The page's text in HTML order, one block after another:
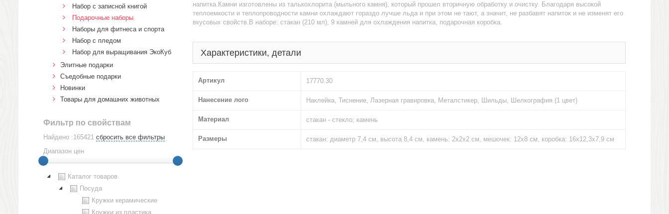
напитка.Камни изготовлены из талькохлорита (мыльного камня), который прошел вторичную обработку и очистку. Благодаря высокой
теплоемкости и теплопроводности камни охлаждают гораздо лучше льда и при этом не тают, а значит, не разбавят напиток и не изменят его
вкусовых свойств.В наборе: стакан (210 мл), 9 камней для охлаждения напитка, подарочная коробка.
Характеристики, детали
Артикул 17770.30
Нанесение лого Наклейка, Тиснение, Лазерная гравировка, Металстикер, Шильды, Шелкография (1 цвет)
Материал стакан - стекло; камень
Размеры стакан: диаметр 7,4 см, высота 8,4 см, камень: 2х2х2 см, мешочек: 12х8 см, коробка: 16х12,3х7,9 см
Набор с записной книгой
Подарочные наборы
Наборы для фитнеса и спорта
Набор с пледом
Набор для выращивания ЭкоКуб
Элитные подарки
Cъедобные подарки
Новинки
Товары для домашних животных
Фильтр по свойствам
Найдено :165421 сбросить все фильтры
Диапазон цен
Каталог товаров
Посуда
Кружки керамические
Кружки из пластика